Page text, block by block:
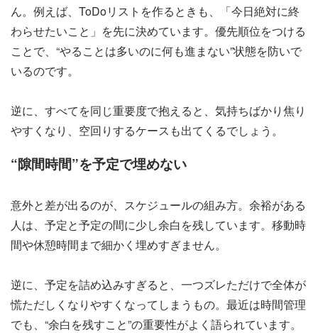
ん。例えば、ToDoリストを作るときも、「今日絶対に終
わらせたいこと」を先に決めています。優先順位をつける
ことで、“やることは多いのに何も進まない”状態を防いで
いるのです。
逆に、すべてを同じ重要度で抱えると、気持ちばかり焦り
やすくなり、空回りするケースも出てくるでしょう。
“隙間時間”を予定で埋めない
意外と差が出るのが、スケジュールの組み方。余裕がある
人は、予定と予定の間に少し余白を残しています。移動時
間や休憩時間まで細かく埋めすぎません。
逆に、予定を詰め込みすぎると、一つズレただけで全体が
慌ただしくなりやすくなってしまうもの。最近は時間管理
でも、“余白を残すこと”の重要性がよく語られています。